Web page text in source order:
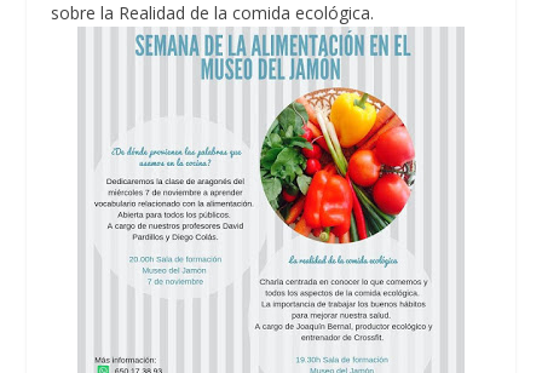
sobre la Realidad de la comida ecológica.